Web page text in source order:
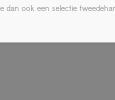
dan ook een selectie